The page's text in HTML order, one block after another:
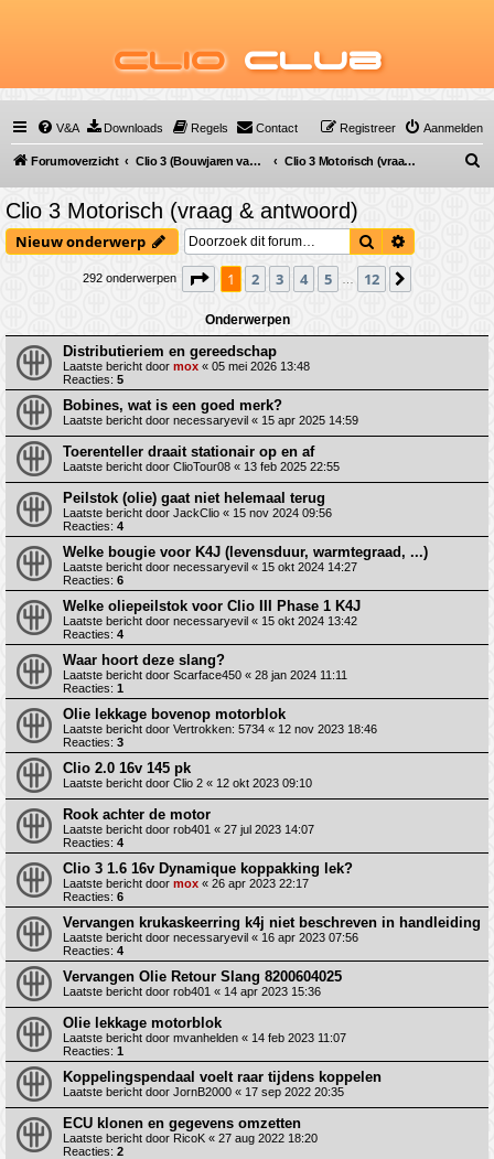
Clio Club
V&A Downloads Regels Contact Aanmelden
Registreer
Forumoverzicht Clio 3 (Bouwjaren van 2005 tot 2012) Clio 3 Motorisch (vraag & antwoord)
o
Clio 3 Motorisch (vraag & antwoord)
Nieuw onderwerp Zoek
292 onderwerpen Pagina van12
1 2 3 4 5 12
Onderwerpen
Distributieriem en gereedschap
Laatste bericht door mox « 05 mei 2026 13:48
Reacties: 5
Bobines, wat is een goed merk?
Laatste bericht door necessaryevil « 15 apr 2025 14:59
Toerenteller draait stationair op en af
Laatste bericht door ClioTour08 « 13 feb 2025 22:55
Peilstok (olie) gaat niet helemaal terug
Laatste bericht door JackClio « 15 nov 2024 09:56
Reacties: 4
Welke bougie voor K4J (levensduur, warmtegraad, ...)
Laatste bericht door necessaryevil « 15 okt 2024 14:27
Reacties: 6
Welke oliepeilstok voor Clio III Phase 1 K4J
Laatste bericht door necessaryevil « 15 okt 2024 13:42
Reacties: 4
Waar hoort deze slang?
Laatste bericht door Scarface450 « 28 jan 2024 11:11
Reacties: 1
Olie lekkage bovenop motorblok
Laatste bericht door Vertrokken: 5734 « 12 nov 2023 18:46
Reacties: 3
Clio 2.0 16v 145 pk
Laatste bericht door Clio 2 « 12 okt 2023 09:10
Rook achter de motor
Laatste bericht door rob401 « 27 jul 2023 14:07
Reacties: 4
Clio 3 1.6 16v Dynamique koppakking lek?
Laatste bericht door mox « 26 apr 2023 22:17
Reacties: 6
Vervangen krukaskeerring k4j niet beschreven in handleiding
Laatste bericht door necessaryevil « 16 apr 2023 07:56
Reacties: 4
Vervangen Olie Retour Slang 8200604025
Laatste bericht door rob401 « 14 apr 2023 15:36
Olie lekkage motorblok
Laatste bericht door mvanhelden « 14 feb 2023 11:07
Reacties: 1
Koppelingspendaal voelt raar tijdens koppelen
Laatste bericht door JornB2000 « 17 sep 2022 20:35
ECU klonen en gegevens omzetten
Laatste bericht door RicoK « 27 aug 2022 18:20
Reacties: 2